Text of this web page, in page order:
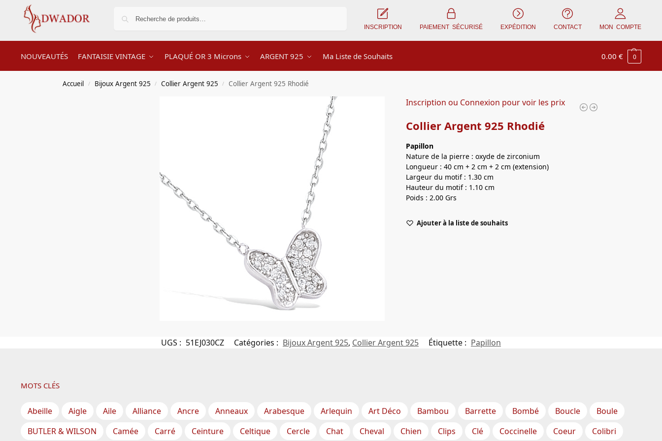
INSCRIPTION PAIEMENT SÉCURISÉ EXPÉDITION CONTACT MON COMPTE
NOUVEAUTÉS FANTAISIE VINTAGE PLAQUÉ OR 3 Microns ARGENT 925 Ma Liste de Souhaits 0.00€ 0
Accueil / Bijoux Argent 925 / Collier Argent 925 / Collier Argent 925 Rhodié
Inscription ou Connexion pour voir les prix
Collier Argent 925 Rhodié
Papillon
Nature de la pierre : oxyde de zirconium
Longueur : 40 cm + 2 cm + 2 cm (extension)
Largeur du motif : 1.30 cm
Hauteur du motif : 1.10 cm
Poids : 2.00 Grs
Ajouter à la liste de souhaits
UGS : 51EJ030CZ Catégories : Bijoux Argent 925, Collier Argent 925 Étiquette : Papillon
MOTS CLÉS
Abeille Aigle Aile Alliance Ancre Anneaux Arabesque Arlequin Art Déco Bambou Barrette Bombé Boucle
Boule
BUTLER & WILSON
Camée Carré Ceinture Celtique Cercle Chat Cheval Chien Clips Clé Coccinelle Coeur Colibri